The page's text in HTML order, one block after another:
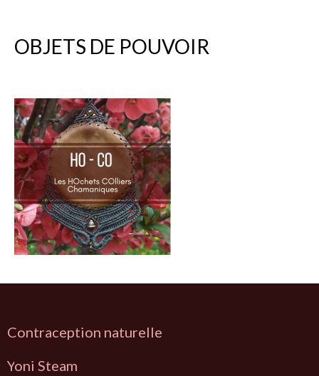
OBJETS DE POUVOIR
Contraception naturelle
Yoni Steam